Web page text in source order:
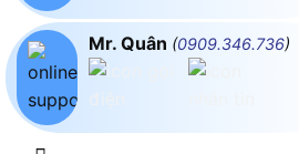
Mr. Quân (0909.346.736)